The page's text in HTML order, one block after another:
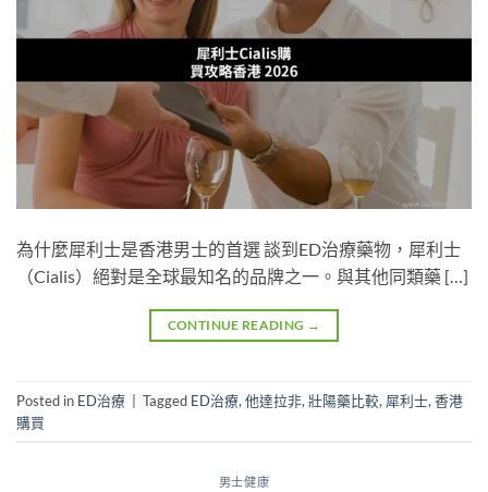
為什麼犀利士是香港男士的首選 談到ED治療藥物，犀利士
（Cialis）絕對是全球最知名的品牌之一。與其他同類藥 […]
CONTINUE READING →
Posted in ED治療 | Tagged ED治療, 他達拉非, 壯陽藥比較, 犀利士, 香港
購買
男士健康